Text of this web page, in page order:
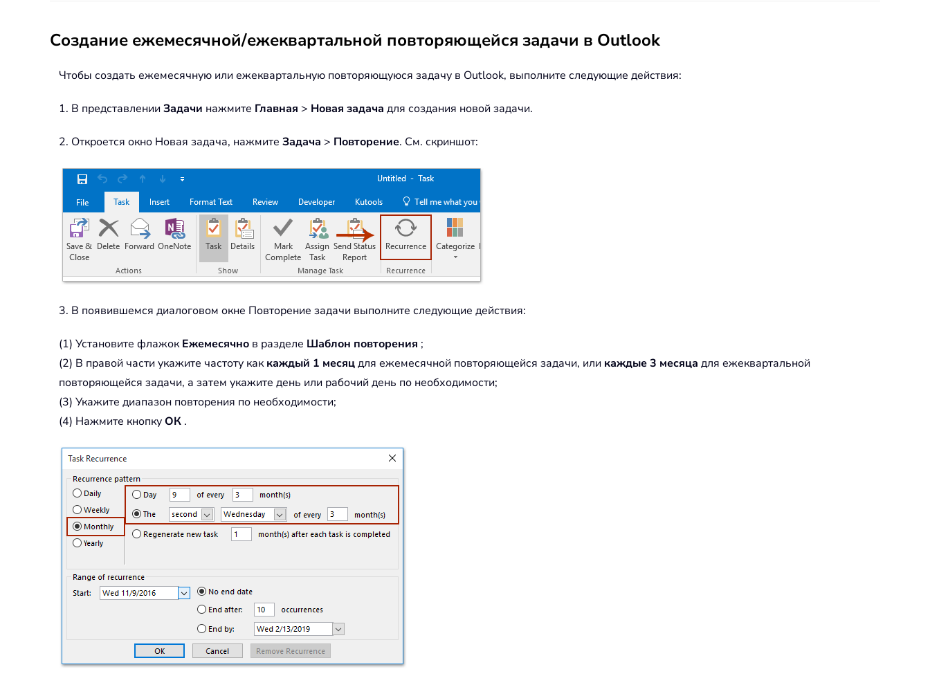
Создание ежемесячной/ежеквартальной повторяющейся задачи в Outlook
Чтобы создать ежемесячную или ежеквартальную повторяющуюся задачу в Outlook, выполните следующие действия:
1. В представлении Задачи нажмите Главная > Новая задача для создания новой задачи.
2. Откроется окно Новая задача, нажмите Задача > Повторение. См. скриншот:
3. В появившемся диалоговом окне Повторение задачи выполните следующие действия:
(1) Установите флажокЕжемесячно в разделе Шаблон повторения ;
(2) В правой части укажите частоту каккаждый 1 месяцдля ежемесячной повторяющейся задачи, или каждые 3 месяца для ежеквартальной
повторяющейся задачи, а затем укажите день или рабочий день по необходимости;
(3) Укажите диапазон повторения по необходимости;
(4) Нажмите кнопкуОК .